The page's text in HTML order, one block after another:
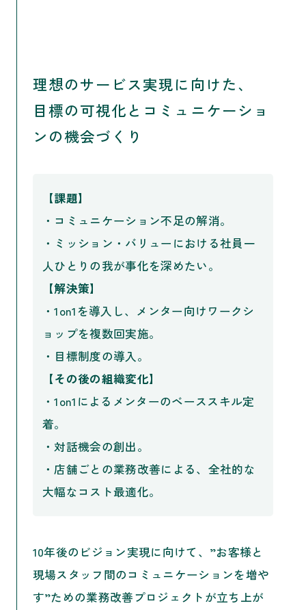
理想のサービス実現に向けた、
目標の可視化とコミュニケーショ
ンの機会づくり
【課題】
・コミュニケーション不足の解消。
・ミッション・バリューにおける社員一
人ひとりの我が事化を深めたい。
【解決策】
・1on1を導入し、メンター向けワークシ
ョップを複数回実施。
・目標制度の導入。
【その後の組織変化】
・1on1によるメンターのベーススキル定
着。
・対話機会の創出。
・店舗ごとの業務改善による、全社的な
大幅なコスト最適化。
10年後のビジョン実現に向けて、”お客様と
現場スタッフ間のコミュニケーションを増や
す”ための業務改善プロジェクトが立ち上が